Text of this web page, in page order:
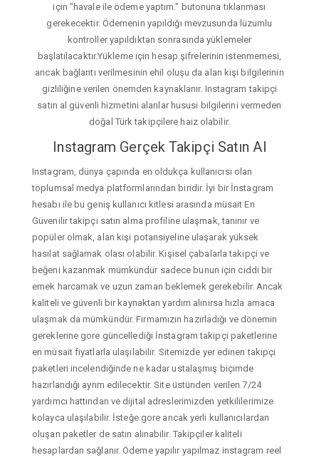
için "havale ile ödeme yaptım." butonuna tıklanması
gerekecektir. Ödemenin yapıldığı mevzusunda lüzumlu
kontroller yapıldıktan sonrasında yüklemeler
başlatılacaktır.Yükleme için hesap şifrelerinin istenmemesi,
ancak bağlantı verilmesinin ehil oluşu da alan kişi bilgilerinin
gizliliğine verilen önemden kaynaklanır. Instagram takipçi
satın al güvenli hizmetini alanlar hususi bilgilerini vermeden
doğal Türk takipçilere haiz olabilir.
Instagram Gerçek Takipçi Satın Al
Instagram, dünya çapında en oldukça kullanıcısı olan
toplumsal medya platformlarından biridir. İyi bir İnstagram
hesabı ile bu geniş kullanıcı kitlesi arasında müsait En
Güvenilir takipçi satın alma profiline ulaşmak, tanınır ve
popüler olmak, alan kişi potansiyeline ulaşarak yüksek
hasılat sağlamak olası olabilir. Kişisel çabalarla takipçi ve
beğeni kazanmak mümkündür sadece bunun için ciddi bir
emek harcamak ve uzun zaman beklemek gerekebilir. Ancak
kaliteli ve güvenli bir kaynaktan yardım alınırsa hızla amaca
ulaşmak da mümkündür. Firmamızın hazırladığı ve dönemin
gereklerine gore güncellediği İnstagram takipçi paketlerine
en müsait fiyatlarla ulaşılabilir. Sitemizde yer edinen takipçi
paketleri incelendiğinde ne kadar ustalaşmış biçimde
hazırlandığı ayrım edilecektir. Site üstünden verilen 7/24
yardımcı hattından ve dijital adreslerimizden yetkililerimize
kolayca ulaşılabilir. İsteğe gore ancak yerli kullanıcılardan
oluşan paketler de satın alınabilir. Takipçiler kaliteli
hesaplardan sağlanır. Ödeme yapılır yapılmaz instagram reel